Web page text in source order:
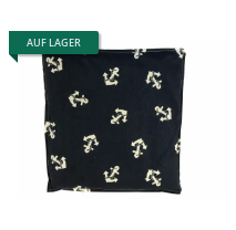
AUF LAGER